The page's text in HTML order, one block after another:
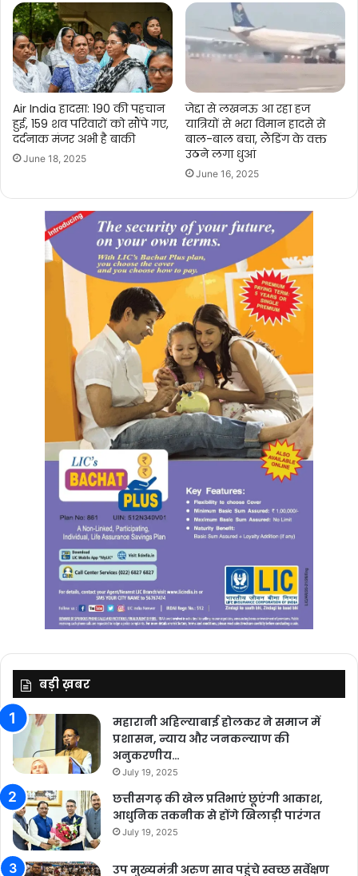
Air India हादसा: 190 की पहचान
हुई, 159 शव परिवारों को सौंपे गए,
दर्दनाक मंजर अभी है बाकी
June 18, 2025
जेद्दा से लखनऊ आ रहा हज
यात्रियों से भरा विमान हादसे से
बाल-बाल बचा, लैंडिंग के वक्त
उठने लगा धुआं
June 16, 2025
बड़ी ख़बर
महारानी अहिल्याबाई होलकर ने समाज में
प्रशासन, न्याय और जनकल्याण की
अनुकरणीय…
July 19, 2025
छत्तीसगढ़ की खेल प्रतिभाएं छूएंगी आकाश,
आधुनिक तकनीक से होंगे खिलाड़ी पारंगत
July 19, 2025
उप मुख्यमंत्री अरुण साव पहुंचे स्वच्छ सर्वेक्षण